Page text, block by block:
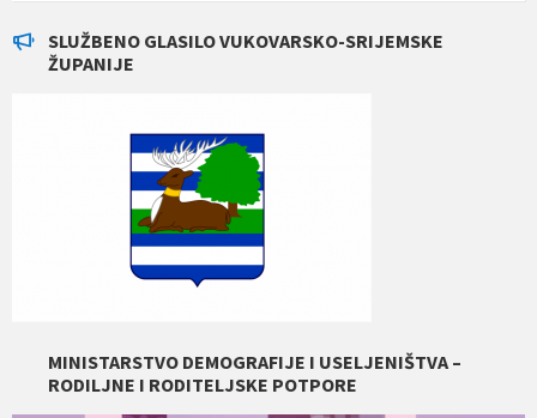
SLUŽBENO GLASILO VUKOVARSKO-SRIJEMSKE
ŽUPANIJE
MINISTARSTVO DEMOGRAFIJE I USELJENIŠTVA –
RODILJNE I RODITELJSKE POTPORE